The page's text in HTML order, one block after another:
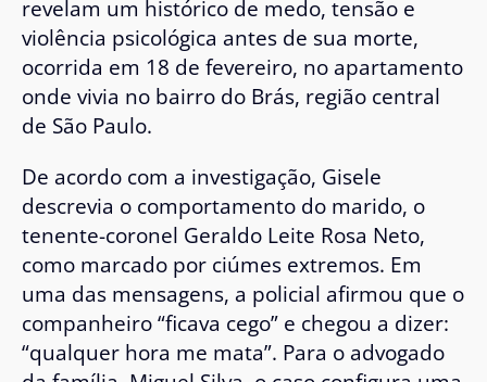
revelam um histórico de medo, tensão e
violência psicológica antes de sua morte,
ocorrida em 18 de fevereiro, no apartamento
onde vivia no bairro do Brás, região central
de São Paulo.
De acordo com a investigação, Gisele
descrevia o comportamento do marido, o
tenente-coronel Geraldo Leite Rosa Neto,
como marcado por ciúmes extremos. Em
uma das mensagens, a policial afirmou que o
companheiro “ficava cego” e chegou a dizer:
“qualquer hora me mata”. Para o advogado